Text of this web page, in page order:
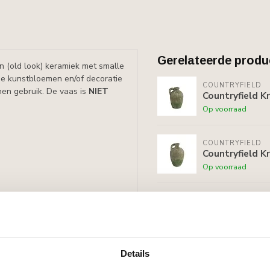
Details
(old look) keramiek met smalle
kunstbloemen en/of decoratie
gebruik. De vaas is NIET
Gerelateerde
COUNTRYFIELD
Countryfield
Op voorraad
COUNTRYFIELD
Countryfield
Op voorraad